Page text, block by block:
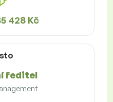
428 Kč
ředitel